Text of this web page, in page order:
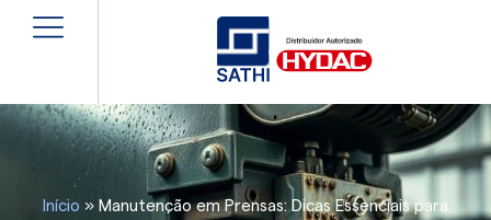
Início » Manutenção em Prensas: Dicas Essenciais para